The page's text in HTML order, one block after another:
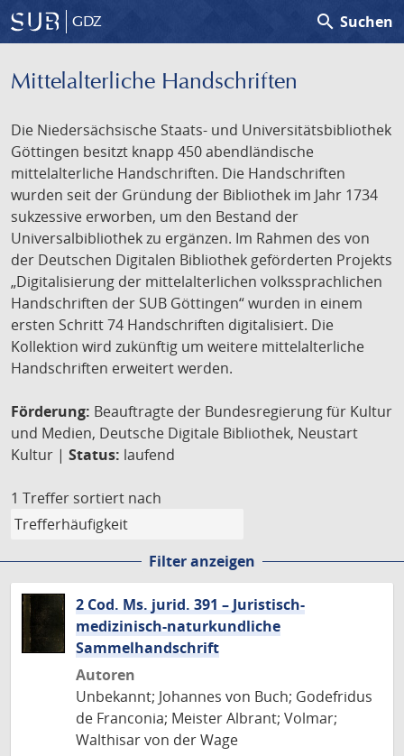
GDZ search Suchen
Mittelalterliche Handschriften
Die Niedersächsische Staats- und Universitätsbibliothek
Göttingen besitzt knapp 450 abendländische
mittelalterliche Handschriften. Die Handschriften
wurden seit der Gründung der Bibliothek im Jahr 1734
sukzessive erworben, um den Bestand der
Universalbibliothek zu ergänzen. Im Rahmen des von
der Deutschen Digitalen Bibliothek geförderten Projekts
„Digitalisierung der mittelalterlichen volkssprachlichen
Handschriften der SUB Göttingen“ wurden in einem
ersten Schritt 74 Handschriften digitalisiert. Die
Kollektion wird zukünftig um weitere mittelalterliche
Handschriften erweitert werden.
Förderung: Beauftragte der Bundesregierung für Kultur
und Medien, Deutsche Digitale Bibliothek, Neustart
Kultur | Status: laufend
1 Treffer sortiert nach
Filter anzeigen
2 Cod. Ms. jurid. 391 – Juristisch-
medizinisch-naturkundliche
Sammelhandschrift
Autoren
Unbekannt; Johannes von Buch; Godefridus
de Franconia; Meister Albrant; Volmar;
Walthisar von der Wage